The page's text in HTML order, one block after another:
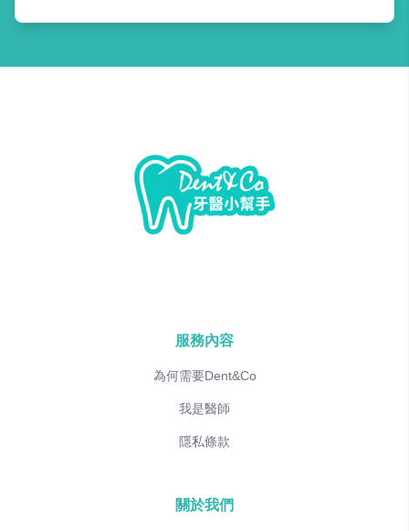
服務內容
為何需要Dent&Co
我是醫師
隱私條款
關於我們